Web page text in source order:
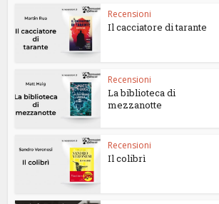
Recensioni
Il cacciatore di tarante
Recensioni
La biblioteca di
mezzanotte
Recensioni
Il colibrì